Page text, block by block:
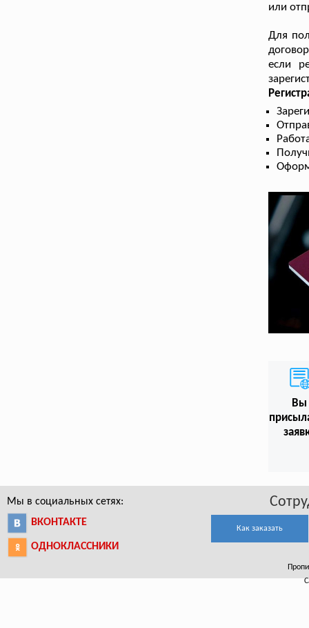
или
Для
если
Вы
Мы в социальных сетях:
ВКОНТАКТЕ
ОДНОКЛАССНИКИ
Как заказать